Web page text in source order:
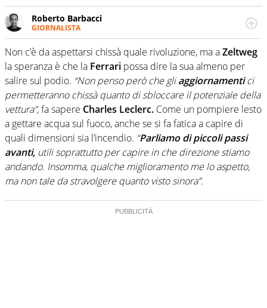
Roberto Barbacci
GIORNALISTA
Giornalista (pubblicista) sportivo a tutto campo, è il
tuttologo di Virgilio Sport. Provate a chiedergli di boxe, di
scherma, di volley o di curling: ve ne farà innamorare
Non c’è da aspettarsi chissà quale rivoluzione, ma aZeltweg
la speranza è che la Ferrari possa dire la sua almeno per
salire sul podio. “Non penso però che gliaggiornamentici
permetteranno chissà quanto di sbloccare il potenziale della
vettura”,fa sapere Charles Leclerc. Come un pompiere lesto
a gettare acqua sul fuoco, anche se si fa fatica a capire di
quali dimensioni sia l’incendio. “Parliamo di piccoli passi
avanti, utili soprattutto per capire in che direzione stiamo
andando. Insomma, qualche miglioramento me lo aspetto,
ma non tale da stravolgere quanto visto sinora”.